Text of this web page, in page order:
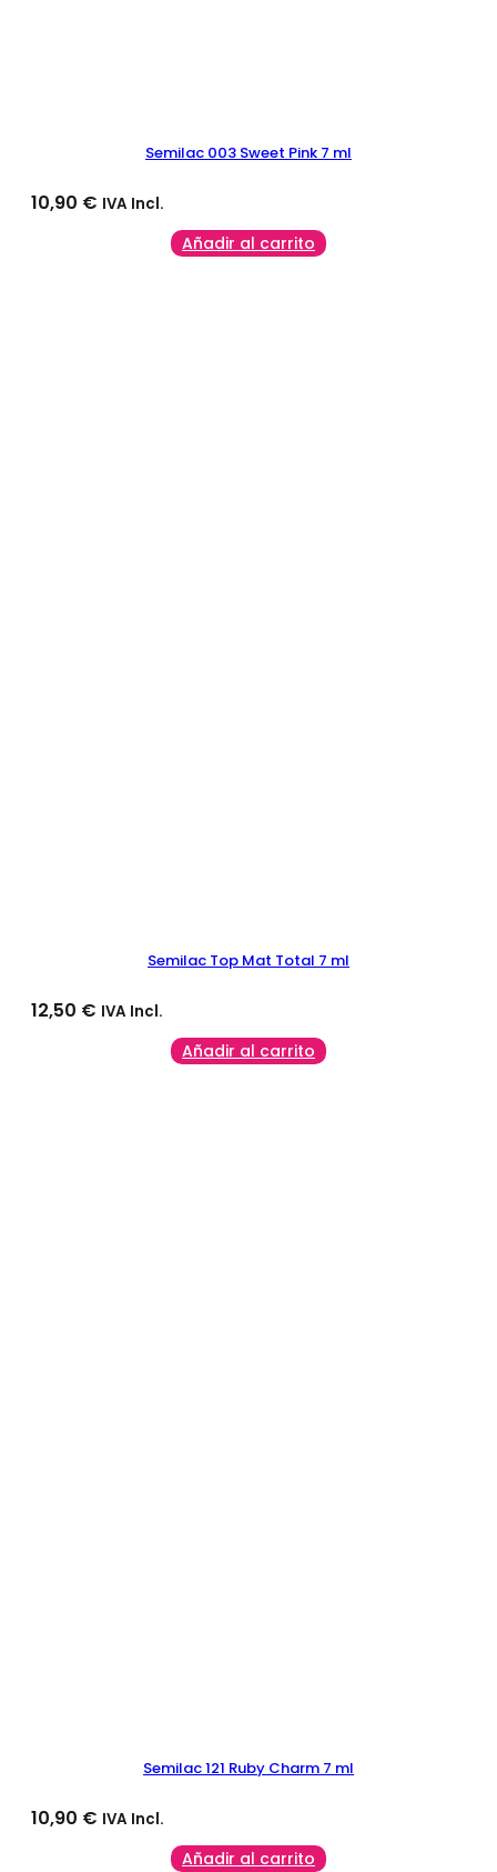
Semilac 003 Sweet Pink 7 ml
10,90 € IVA Incl.
Añadir al carrito
Semilac Top Mat Total 7 ml
12,50 € IVA Incl.
Añadir al carrito
Semilac 121 Ruby Charm 7 ml
10,90 € IVA Incl.
Añadir al carrito